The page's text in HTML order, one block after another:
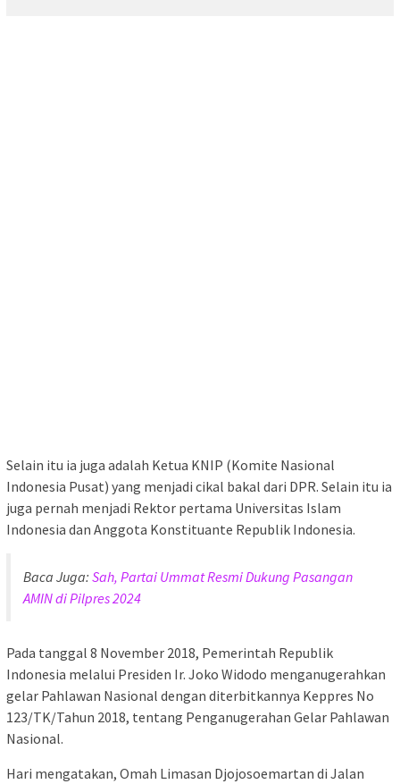
Selain itu ia juga adalah Ketua KNIP (Komite Nasional
Indonesia Pusat) yang menjadi cikal bakal dari DPR. Selain itu ia
juga pernah menjadi Rektor pertama Universitas Islam
Indonesia dan Anggota Konstituante Republik Indonesia.
Baca Juga: Sah, Partai Ummat Resmi Dukung Pasangan
AMIN di Pilpres 2024
Pada tanggal 8 November 2018, Pemerintah Republik
Indonesia melalui Presiden Ir. Joko Widodo menganugerahkan
gelar Pahlawan Nasional dengan diterbitkannya Keppres No
123/TK/Tahun 2018, tentang Penganugerahan Gelar Pahlawan
Nasional.
Hari mengatakan, Omah Limasan Djojosoemartan di Jalan